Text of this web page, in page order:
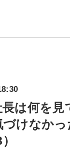
長は何を
けなかっ